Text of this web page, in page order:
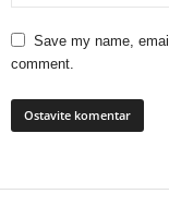
Save my name,
comment.